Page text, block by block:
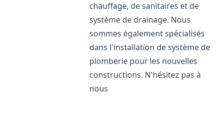
chauffage, de sanitaires et de
système de drainage. Nous
sommes également spécialisés
dans l'installation de système de
plomberie pour les nouvelles
constructions. N'hésitez pas à
nous